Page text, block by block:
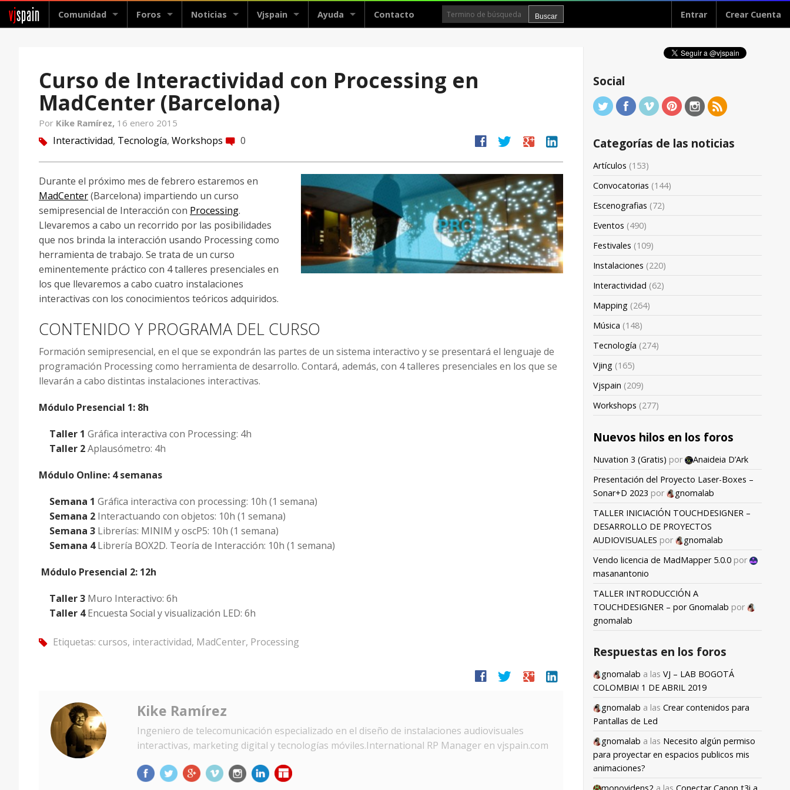
vjspain Comunidad Foros Noticias Vjspain Ayuda Contacto Entrar Crear Cuenta
Curso de Interactividad con Processing en
MadCenter (Barcelona)
Por Kike Ramírez, 16 enero 2015
tag Interactividad, Tecnología, Workshops comment 0 facebook twitter google linkedin
Durante el próximo mes de febrero estaremos en
MadCenter(Barcelona) impartiendo un curso
semipresencial de Interacción con Processing.
Llevaremos a cabo un recorrido por las posibilidades
que nos brinda la interacción usando Processing como
herramienta de trabajo. Se trata de un curso
eminentemente práctico con 4 talleres presenciales en
los que llevaremos a cabo cuatro instalaciones
interactivas con los conocimientos teóricos adquiridos.
CONTENIDO Y PROGRAMA DEL CURSO
Formación semipresencial, en el que se expondrán las partes de un sistema interactivo y se presentará el lenguaje de
programación Processing como herramienta de desarrollo. Contará, además, con 4 talleres presenciales en los que se
llevarán a cabo distintas instalaciones interactivas.
Módulo Presencial 1: 8h
Taller 1 Gráfica interactiva con Processing: 4h
Taller 2Aplausómetro: 4h
Módulo Online: 4 semanas
Semana 1 Gráfica interactiva con processing: 10h (1 semana)
Semana 2 Interactuando con objetos: 10h (1 semana)
Semana 3 Librerías: MINIM y oscP5: 10h (1 semana)
Semana 4Librería BOX2D. Teoría de Interacción: 10h (1 semana)
Módulo Presencial 2: 12h
Taller 3Muro Interactivo: 6h
Taller 4Encuesta Social y visualización LED: 6h
tag Etiquetas: cursos, interactividad, MadCenter, Processing
facebook twitter google linkedin
Kike Ramírez
Ingeniero de telecomunicación especializado en el diseño de instalaciones audiovisuales
interactivas, marketing digital y tecnologías móviles.International RP Manager en vjspain.com
Social
Categorías de las noticias
Artículos (153)
Convocatorias (144)
Escenografias (72)
Eventos (490)
Festivales (109)
Instalaciones (220)
Interactividad (62)
Mapping (264)
Música (148)
Tecnología (274)
Vjing (165)
Vjspain (209)
Workshops (277)
Nuevos hilos en los foros
Nuvation 3 (Gratis) por
Anaideia D’Ark
Presentación del Proyecto Laser-Boxes –
Sonar+D 2023 por
gnomalab
TALLER INICIACIÓN TOUCHDESIGNER –
DESARROLLO DE PROYECTOS
AUDIOVISUALES por
gnomalab
Vendo licencia de MadMapper 5.0.0 por
masanantonio
TALLER INTRODUCCIÓN A
TOUCHDESIGNER – por Gnomalab por
gnomalab
Respuestas en los foros
gnomalab a las VJ – LAB BOGOTÁ
COLOMBIA! 1 DE ABRIL 2019
gnomalab a las Crear contenidos para
Pantallas de Led
gnomalab a las Necesito algún permiso
para proyectar en espacios publicos mis
animaciones?